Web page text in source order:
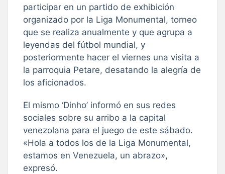
participar en un partido de exhibición
organizado por la Liga Monumental, torneo
que se realiza anualmente y que agrupa a
leyendas del fútbol mundial, y
posteriormente hacer el viernes una visita a
la parroquia Petare, desatando la alegría de
los aficionados.
El mismo ‘Dinho’ informó en sus redes
sociales sobre su arribo a la capital
venezolana para el juego de este sábado.
«Hola a todos los de la Liga Monumental,
estamos en Venezuela, un abrazo»,
expresó.